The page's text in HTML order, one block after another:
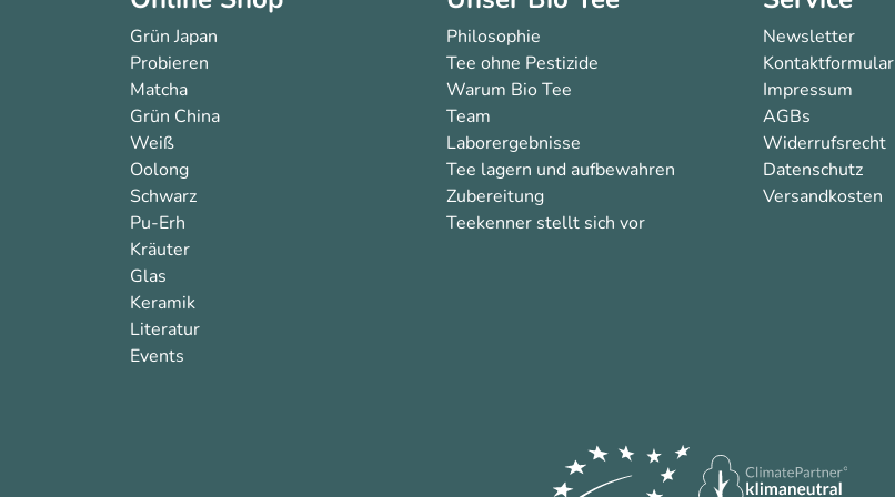
Grün Japan
Probieren
Matcha
Grün China
Weiß
Oolong
Schwarz
Pu-Erh
Kräuter
Glas
Keramik
Literatur
Events
Philosophie
Tee ohne Pestizide
Warum Bio Tee
Team
Laborergebnisse
Tee lagern und aufbewahren
Zubereitung
Teekenner stellt sich vor
Newsletter
Kontaktformular
Impressum
AGBs
Widerrufsrecht
Datenschutz
Versandkosten